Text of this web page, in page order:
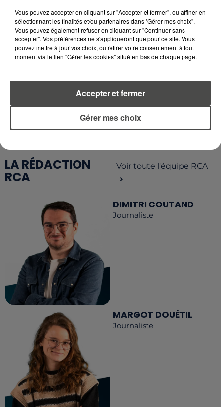
OFFRENT LE MEILLEUR RAPPORT...
RETROUVEZ TOUTE L'ACTU DE LA RÉGION ET
RECEVEZ LES ALERTES INFOS DE LA RÉDACTION
RCA
LA RÉDACTION
RCA
Voir toute l'équipe RCA
DIMITRI COUTAND
Journaliste
MARGOT DOUÉTIL
Journaliste
Vous pouvez accepter en cliquant sur "Accepter et fermer", ou affiner en
sélectionnant les finalités et/ou partenaires dans "Gérer mes choix".
Vous pouvez également refuser en cliquant sur "Continuer sans
accepter". Vos préférences ne s'appliqueront que pour ce site. Vous
pouvez mettre à jour vos choix, ou retirer votre consentement à tout
moment via le lien "Gérer les cookies" situé en bas de chaque page.
Gérer mes choix
Accepter et fermer